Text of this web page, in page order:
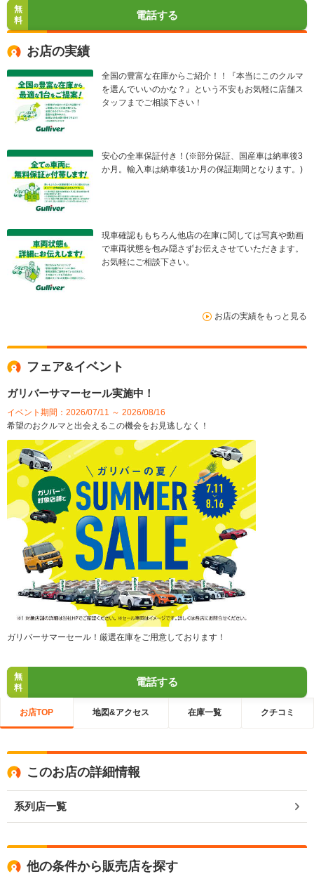
無
料
電話する
お店の実績
全国の豊富な在庫からご紹介！！『本当にこのクルマ
を選んでいいのかな？』という不安もお気軽に店舗ス
タッフまでご相談下さい！
安心の全車保証付き！(※部分保証、国産車は納車後3
か月。輸入車は納車後1か月の保証期間となります。)
現車確認ももちろん他店の在庫に関しては写真や動画
で車両状態を包み隠さずお伝えさせていただきます。
お気軽にご相談下さい。
お店の実績をもっと見る
フェア&イベント
ガリバーサマーセール実施中！
イベント期間：2026/07/11 ～ 2026/08/16
希望のおクルマと出会えるこの機会をお見逃しなく！
ガリバーサマーセール！厳選在庫をご用意しております！
無
料
電話する
お店TOP 地図&アクセス 在庫一覧 クチコミ
このお店の詳細情報
系列店一覧
他の条件から販売店を探す